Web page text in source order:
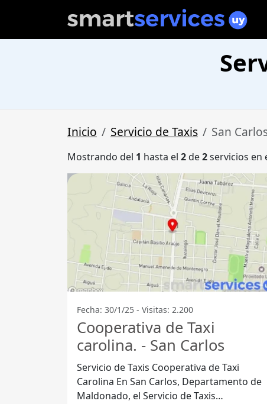
Inicio Servicio de Taxis San
Mostrando del 1 hasta el 2de2servicios en
Fecha: 30/1/25 - Visitas: 2.200
Cooperativa de Taxi
carolina. - San Carlos
Servicio de Taxis Cooperativa de Taxi
Carolina En San Carlos, Departamento de
Maldonado, el Servicio de Taxis